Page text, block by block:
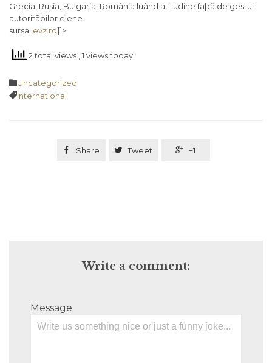
Grecia, Rusia, Bulgaria, România luând atitudine faþã de gestul
autoritãþilor elene.
sursa: evz.ro]]>
2 total views , 1 views today
Category
Uncategorized
Tags
International
 Share  Tweet  +1
Write a comment:
Message